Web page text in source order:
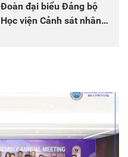
Đoàn đại biểu Đảng bộ
Học viện Cảnh sát nhân